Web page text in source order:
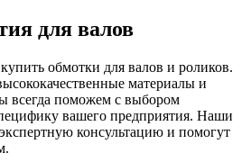
для валов
обмотки для валов и роликов.
материалы и
всегда поможем с выбором
вашего предприятия. Наши
консультацию и помогут